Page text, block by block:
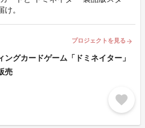
。
プロジェクトを見る arrow_forward
グカードゲーム「ドミネイター」
売
favorite